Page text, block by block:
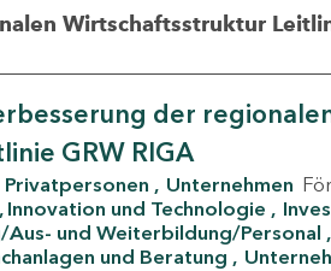
Wirtschaftsstruktur
der
GRW RIGA
Privatpersonen Unternehmen
Innovation und Technologie
und Weiterbildung/Personal
und Beratung